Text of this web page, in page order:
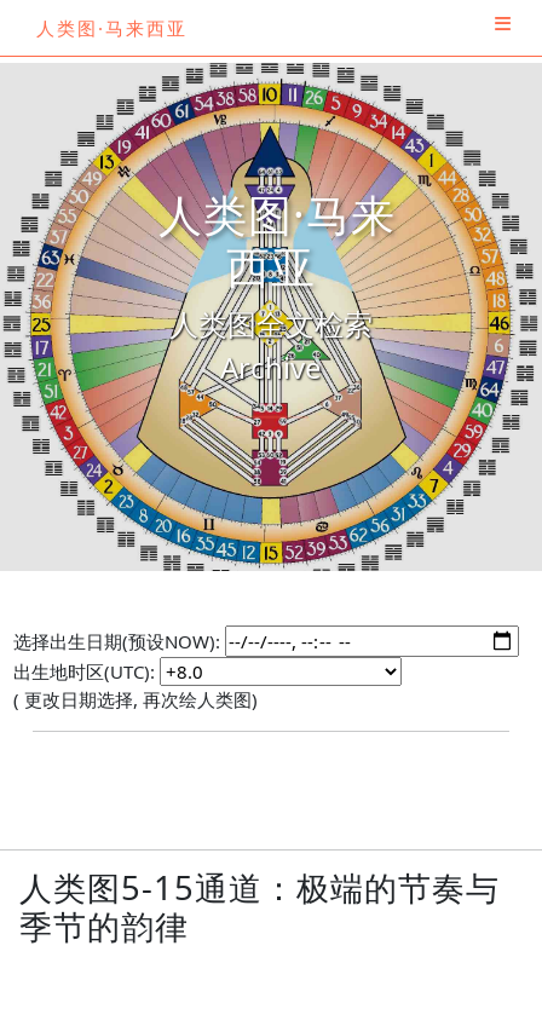
人类图·马来西亚
人类图·马来
西亚
人类图全文检索
Archive
选择出生日期(预设NOW):
出生地时区(UTC):
( 更改日期选择, 再次绘人类图)
人类图5-15通道：极端的节奏与
季节的韵律